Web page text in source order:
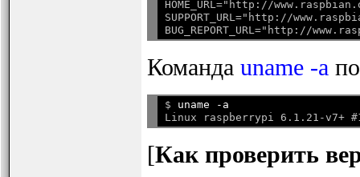
HOME_URL="http://
SUPPORT_URL="http://
BUG_REPORT_URL="http://
Команда uname -a
$ uname -a
Linux raspberrypi 6.1.21-v7+
[Как проверить